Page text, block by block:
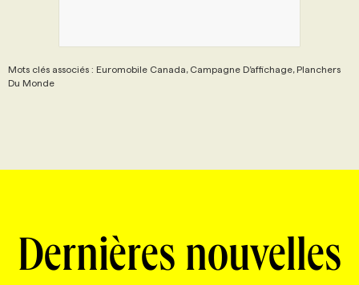
Mots clés associés : Euromobile Canada, Campagne D’affichage, Planchers
Du Monde
Dernières nouvelles